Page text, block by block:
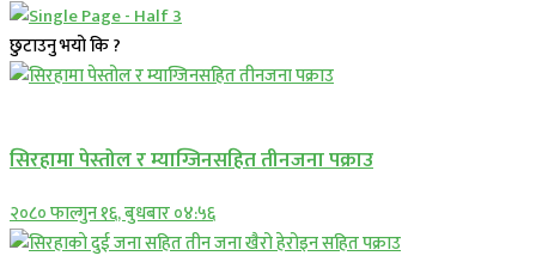
छुटाउनु भयो कि ?
सिरहामा पेस्तोल र म्याग्जिनसहित तीनजना पक्राउ
२०८० फाल्गुन १६, बुधबार ०४:५६